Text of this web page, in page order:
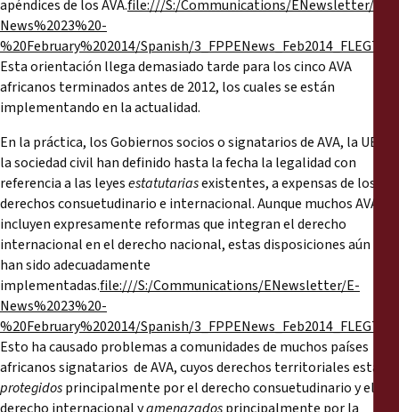
apéndices de los AVA.file:///S:/Communications/ENewsletter/E-
News%2023%20-
%20February%202014/Spanish/
Esta orientación llega demasiado tarde para los cinco AVA
africanos terminados antes de 2012, los cuales se están
implementando en la actualidad.
En la práctica, los Gobiernos socios o signatarios de AVA, la UE y
la sociedad civil han definido hasta la fecha la legalidad con
referencia a las leyesestatutariasexistentes, a expensas de los
derechos consuetudinario e internacional. Aunque muchos AVA
incluyen expresamente reformas que integran el derecho
internacional en el derecho nacional, estas disposiciones aún no
han sido adecuadamente
implementadas.file:///S:/Communications/ENewsletter/E-
News%2023%20-
%20February%202014/Spanish/
Esto ha causado problemas a comunidades de muchos países
africanos signatarios de AVA, cuyos derechos territoriales están
protegidosprincipalmente por el derecho consuetudinario y el